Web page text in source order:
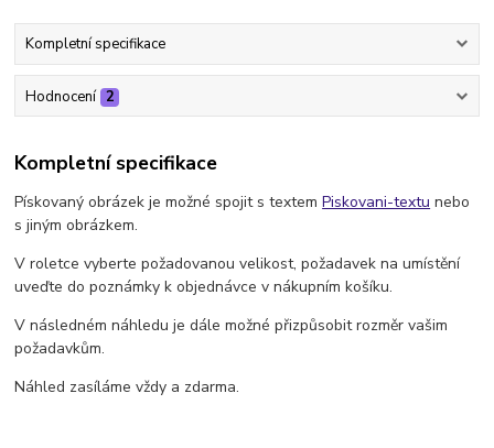
Kompletní specifikace
Hodnocení 2
Kompletní specifikace
Pískovaný obrázek je možné spojit s textemPiskovani-textu nebo
s jiným obrázkem.
V roletce vyberte požadovanou velikost, požadavek na umístění
uveďte do poznámky k objednávce v nákupním košíku.
V následném náhledu je dále možné přizpůsobit rozměr vašim
požadavkům.
Náhled zasíláme vždy a zdarma.